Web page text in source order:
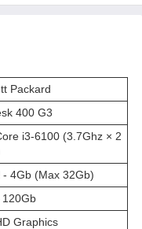
Packard
400 G3
i3-6100 (3.7Ghz × 2
- 4Gb (Max 32Gb)
120Gb
Graphics